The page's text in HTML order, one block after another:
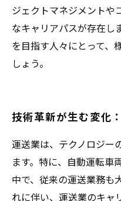
ジェクトマネジメントや
なキャリアパスが存在し
を目指す人々にとって、
しょう。
技術革新が生む変化
運送業は、テクノロジー
ます。特に、自動運転車
中で、従来の運送業務も
れに伴い、運送業のキャ